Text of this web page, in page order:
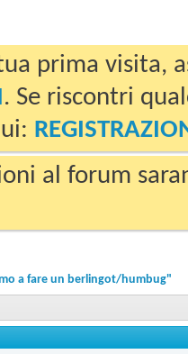
prima visita,
. Se riscontri
al forum
a fare un berlingot/humbug"